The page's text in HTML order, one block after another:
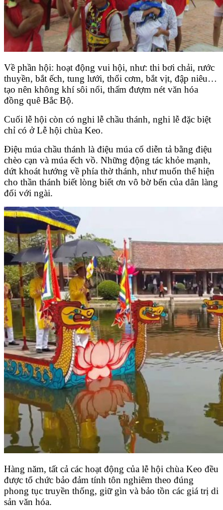
Về phần hội: hoạt động vui hội, như: thi bơi chải, rước
thuyền, bắt ếch, tung lưới, thổi cơm, bắt vịt, đập niêu…
tạo nên không khí sôi nổi, thấm đượm nét văn hóa
đồng quê Bắc Bộ.
Cuối lễ hội còn có nghi lễ chầu thánh, nghi lễ đặc biệt
chỉ có ở Lễ hội chùa Keo.
Điệu múa chầu thánh là điệu múa cổ diễn tả bằng điệu
chèo cạn và múa ếch vồ. Những động tác khỏe mạnh,
dứt khoát hướng về phía thờ thánh, như muốn thể hiện
cho thần thánh biết lòng biết ơn vô bờ bến của dân làng
đối với ngài.
Hàng năm, tất cả các hoạt động của lễ hội chùa Keo đều
được tổ chức bảo đảm tính tôn nghiêm theo đúng
phong tục truyền thống, giữ gìn và bảo tồn các giá trị di
sản văn hóa.